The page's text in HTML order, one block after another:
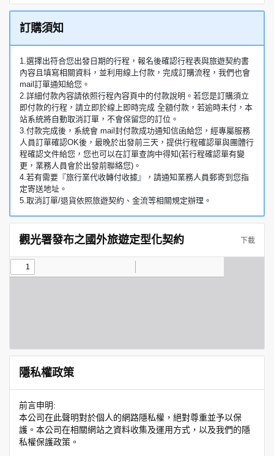
訂購須知
1.選擇出符合您出發日期的行程，報名後確認行程表與旅遊契約書
內容且填寫相關資料，並利用線上付款，完成訂購流程，我們也會
mail訂單通知給您。
2.詳細付款內容請依照行程內容頁中的付款說明。若您是訂購須立
即付款的行程，請立即於線上即時完成 全額付款，若逾時未付，本
站系統將自動取消訂單，不會保留您的訂位。
3.付款完成後，系統會 mail封付款成功通知信函給您，經專屬服務
人員訂單確認OK後，最晚於出發前三天，提供行程確認單與團體行
程確認文件給您，您也可以在訂單查詢中得知(若行程確認單有變
更，業務人員會於出發前聯絡您)。
4.若有需要『旅行業代收轉付收據』，請通知業務人員郵寄到您指
定寄送地址。
5.取消訂單/退貨依照旅遊契約、金流等相關規定辦理。
觀光署發布之國外旅遊定型化契約 下載
隱私權政策
前言申明:
本公司在此聲明對於個人的網路隱私權，絕對尊重並予以保
護。本公司在相關網站之資料收集及運用方式，以及我們的隱
私權保護政策。